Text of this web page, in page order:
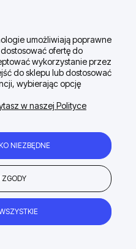
umożliwiają poprawne
ofertę do
wykorzystanie przez
do sklepu lub dostosować
wybierając opcję
w naszej Polityce
NIEZBĘDNE